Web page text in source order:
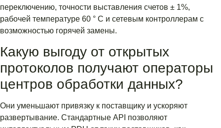
переключению, точности выставления счетов ± 1%,
рабочей температуре 60 ° C и сетевым контроллерам с
возможностью горячей замены.
Какую выгоду от открытых
протоколов получают операторы
центров обработки данных?
Они уменьшают привязку к поставщику и ускоряют
развертывание. Стандартные API позволяют